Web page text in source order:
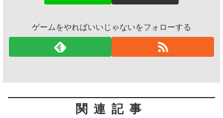
ゲームをやればいいじゃないをフォローする
関連記事